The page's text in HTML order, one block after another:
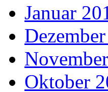
Januar
Oktober